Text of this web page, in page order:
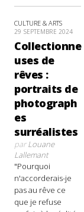
CULTURE & ARTS
29 SEPTEMBRE 2024
Collectionne
uses de
rêves :
portraits de
photograph
es
surréalistes
parLouane
Lallemant
"Pourquoi
n'accorderais-je
pas au rêve ce
que je refuse